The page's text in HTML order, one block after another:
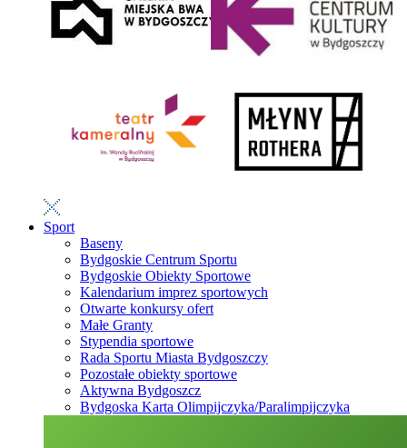
Sport
Baseny
Bydgoskie Centrum Sportu
Bydgoskie Obiekty Sportowe
Kalendarium imprez sportowych
Otwarte konkursy ofert
Małe Granty
Stypendia sportowe
Rada Sportu Miasta Bydgoszczy
Pozostałe obiekty sportowe
Aktywna Bydgoszcz
Bydgoska Karta Olimpijczyka/Paralimpijczyka